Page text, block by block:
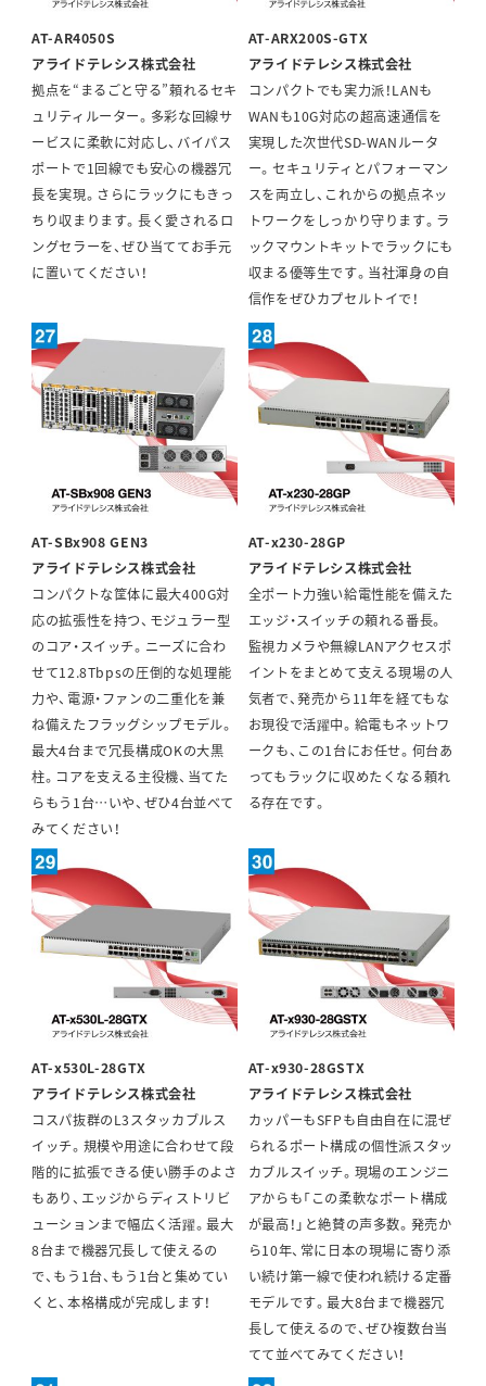
AT-AR4050S
アライドテレシス株式会社
拠点を“まるごと守る”頼れるセキ
ュリティルーター。多彩な回線サ
ービスに柔軟に対応し、バイパス
ポートで1回線でも安心の機器冗
長を実現。さらにラックにもきっ
ちり収まります。長く愛されるロ
ングセラーを、ぜひ当ててお手元
に置いてください！
AT-ARX200S-GTX
アライドテレシス株式会社
コンパクトでも実力派！LANも
WANも10G対応の超高速通信を
実現した次世代SD-WANルータ
ー。セキュリティとパフォーマン
スを両立し、これからの拠点ネッ
トワークをしっかり守ります。ラ
ックマウントキットでラックにも
収まる優等生です。当社渾身の自
信作をぜひカプセルトイで！
AT-SBx908 GEN3
アライドテレシス株式会社
コンパクトな筐体に最大400G対
応の拡張性を持つ、モジュラー型
のコア・スイッチ。ニーズに合わ
せて12.8Tbpsの圧倒的な処理能
力や、電源・ファンの二重化を兼
ね備えたフラッグシップモデル。
最大4台まで冗長構成OKの大黒
柱。コアを支える主役機、当てた
らもう1台…いや、ぜひ4台並べて
みてください！
AT-x230-28GP
アライドテレシス株式会社
全ポート力強い給電性能を備えた
エッジ・スイッチの頼れる番長。
監視カメラや無線LANアクセスポ
イントをまとめて支える現場の人
気者で、発売から11年を経てもな
お現役で活躍中。給電もネットワ
ークも、この1台にお任せ。何台あ
ってもラックに収めたくなる頼れ
る存在です。
AT-x530L-28GTX
アライドテレシス株式会社
コスパ抜群のL3スタッカブルス
イッチ。規模や用途に合わせて段
階的に拡張できる使い勝手のよさ
もあり、エッジからディストリビ
ューションまで幅広く活躍。最大
8台まで機器冗長して使えるの
で、もう1台、もう1台と集めてい
くと、本格構成が完成します！
AT-x930-28GSTX
アライドテレシス株式会社
カッパーもSFPも自由自在に混ぜ
られるポート構成の個性派スタッ
カブルスイッチ。現場のエンジニ
アからも「この柔軟なポート構成
が最高！」と絶賛の声多数。発売か
ら10年、常に日本の現場に寄り添
い続け第一線で使われ続ける定番
モデルです。最大8台まで機器冗
長して使えるので、ぜひ複数台当
てて並べてみてください！